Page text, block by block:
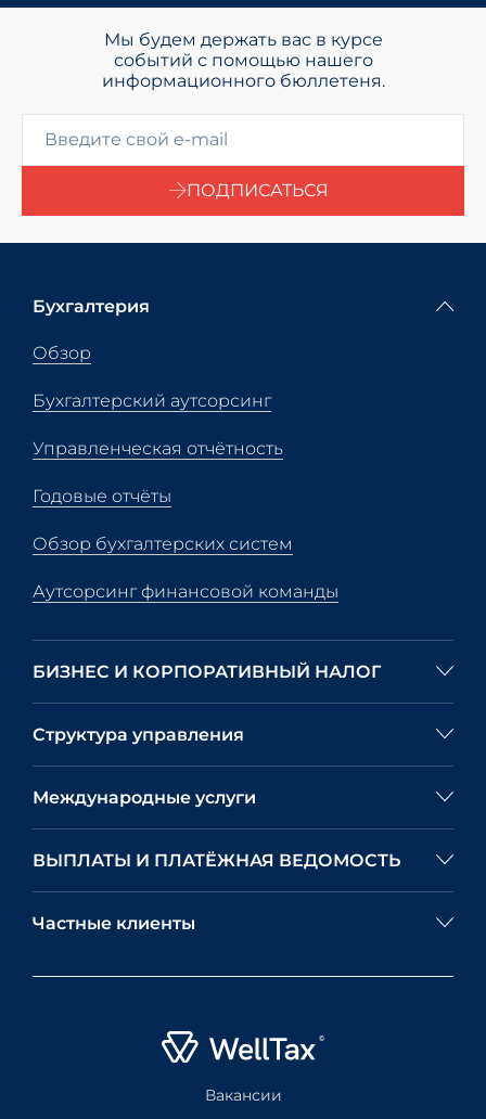
Мы будем держать вас в курсе
событий с помощью нашего
информационного бюллетеня.
ПОДПИСАТЬСЯ
Бухгалтерия
Обзор
Бухгалтерский аутсорсинг
Управленческая отчётность
Годовые отчёты
Обзор бухгалтерских систем
Аутсорсинг финансовой команды
БИЗНЕС И КОРПОРАТИВНЫЙ НАЛОГ
Структура управления
Международные услуги
ВЫПЛАТЫ И ПЛАТЁЖНАЯ ВЕДОМОСТЬ
Частные клиенты
Вакансии